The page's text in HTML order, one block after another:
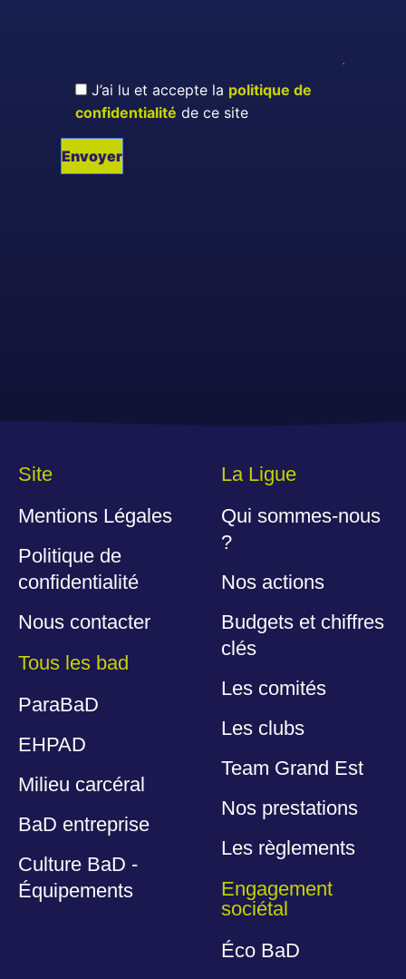
J’ai lu et accepte la politique de
confidentialité de ce site
Site
Mentions Légales
Politique de
confidentialité
Nous contacter
Tous les bad
ParaBaD
EHPAD
Milieu carcéral
BaD entreprise
Culture BaD -
Équipements
La Ligue
Qui sommes-nous
?
Nos actions
Budgets et chiffres
clés
Les comités
Les clubs
Team Grand Est
Nos prestations
Les règlements
Engagement
sociétal
Éco BaD